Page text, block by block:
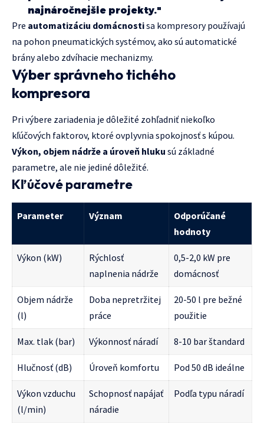
najnáročnejšie projekty."
Pre automatizáciu domácnostisa kompresory používajú
na pohon pneumatických systémov, ako sú automatické
brány alebo zdvíhacie mechanizmy.
Výber správneho tichého
kompresora
Pri výbere zariadenia je dôležité zohľadniť niekoľko
kľúčových faktorov, ktoré ovplyvnia spokojnosť s kúpou.
Výkon, objem nádrže a úroveň hluku sú základné
parametre, ale nie jediné dôležité.
Kľúčové parametre
Parameter Význam
Odporúčané
hodnoty
Výkon (kW)
Rýchlosť
naplnenia nádrže
0,5-2,0 kW pre
domácnosť
Objem nádrže
(l)
Doba nepretržitej
práce
20-50 l pre bežné
použitie
Max. tlak (bar) Výkonnosť náradí 8-10 bar štandard
Hlučnosť (dB) Úroveň komfortu Pod 50 dB ideálne
Výkon vzduchu
(l/min)
Schopnosť napájať
náradie
Podľa typu náradí